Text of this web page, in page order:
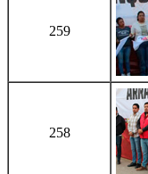
259
258